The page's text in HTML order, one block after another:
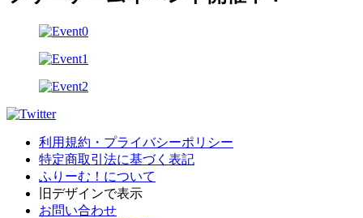
利用規約・プライバシーポリシー
特定商取引法に基づく表記
ふりーむ！について
旧デザインで表示
お問い合わせ